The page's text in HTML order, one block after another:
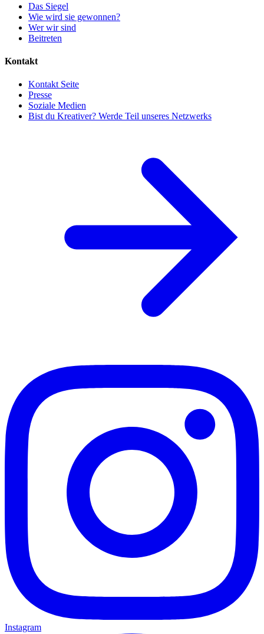
Das Siegel
Wie wird sie gewonnen?
Wer wir sind
Beitreten
Kontakt
Kontakt Seite
Presse
Soziale Medien
Bist du Kreativer? Werde Teil unseres Netzwerks
Instagram